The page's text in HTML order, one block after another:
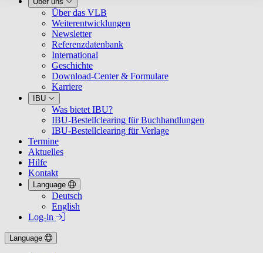
Über das VLB
Weiterentwicklungen
Newsletter
Referenzdatenbank
International
Geschichte
Download-Center & Formulare
Karriere
IBU
Was bietet IBU?
IBU-Bestellclearing für Buchhandlungen
IBU-Bestellclearing für Verlage
Termine
Aktuelles
Hilfe
Kontakt
Language
Deutsch
English
Log-in
Language